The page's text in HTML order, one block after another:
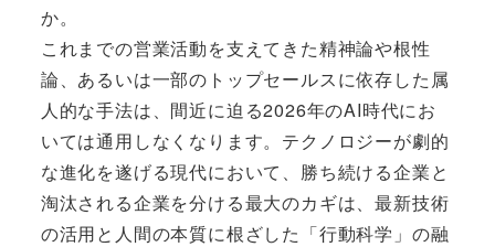
か。
これまでの営業活動を支えてきた精神論や根性
論、あるいは一部のトップセールスに依存した属
人的な手法は、間近に迫る2026年のAI時代にお
いては通用しなくなります。テクノロジーが劇的
な進化を遂げる現代において、勝ち続ける企業と
淘汰される企業を分ける最大のカギは、最新技術
の活用と人間の本質に根ざした「行動科学」の融